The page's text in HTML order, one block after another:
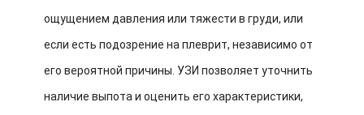
ощущением давления или тяжести в груди, или
если есть подозрение на плеврит, независимо от
его вероятной причины. УЗИ позволяет уточнить
наличие выпота и оценить его характеристики,